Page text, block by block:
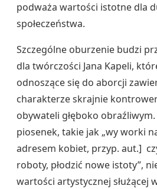
podważa wartości istotne dla
społeczeństwa.
Szczególne oburzenie budzi
dla twórczości Jana Kapeli,
odnoszące się do aborcji
charakterze skrajnie
obywateli głęboko
piosenek, takie jak „wy worki
adresem kobiet, przyp. aut.]
roboty, płodzić nowe istoty”,
wartości artystycznej służącej